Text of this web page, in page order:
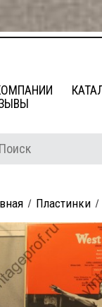
Пластинки